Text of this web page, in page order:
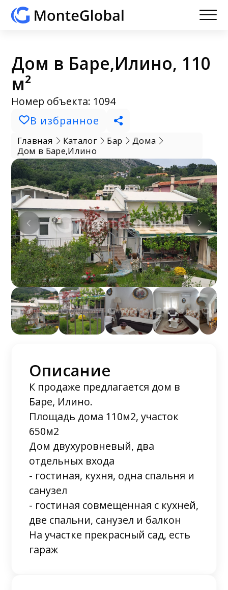
Дом в Баре,Илино, 110
м²
Номер объекта: 1094
В избранное
Главная Каталог Бар
Дома
Дом в Баре,Илино
Описание
К продаже предлагается дом в
Баре, Илино.
Площадь дома 110м2, участок
650м2
Дом двухуровневый, два
отдельных входа
- гостиная, кухня, одна спальня и
санузел
- гостиная совмещенная с кухней,
две спальни, санузел и балкон
На участке прекрасный сад, есть
гараж